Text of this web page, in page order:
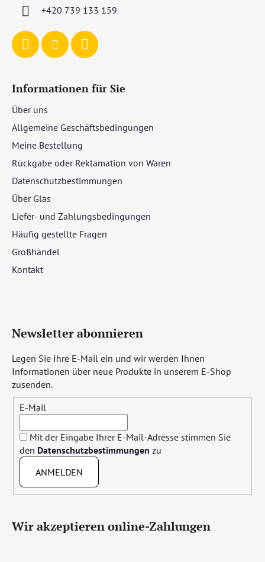
+420 739 133 159
Informationen für Sie
Über uns
Allgemeine Geschäftsbedingungen
Meine Bestellung
Rückgabe oder Reklamation von Waren
Datenschutzbestimmungen
Über Glas
Liefer- und Zahlungsbedingungen
Häufig gestellte Fragen
Großhandel
Kontakt
Newsletter abonnieren
Legen Sie Ihre E-Mail ein und wir werden Ihnen
Informationen über neue Produkte in unserem E-Shop
zusenden.
E-Mail
Mit der Eingabe Ihrer E-Mail-Adresse stimmen Sie
den Datenschutzbestimmungen zu
ANMELDEN
Wir akzeptieren online-Zahlungen